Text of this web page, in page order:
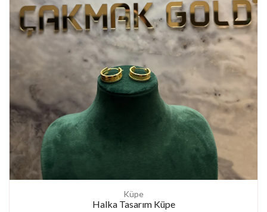
Küpe
Halka Tasarım Küpe